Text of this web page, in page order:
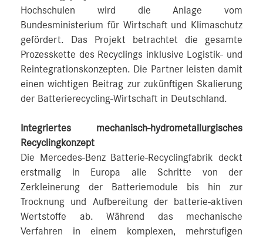
Hochschulen wird die Anlage vom
Bundesministerium für Wirtschaft und Klimaschutz
gefördert. Das Projekt betrachtet die gesamte
Prozesskette des Recyclings inklusive Logistik- und
Reintegrationskonzepten. Die Partner leisten damit
einen wichtigen Beitrag zur zukünftigen Skalierung
der Batterierecycling-Wirtschaft in Deutschland.
Integriertes mechanisch-hydrometallurgisches
Recyclingkonzept
Die Mercedes-Benz Batterie-Recyclingfabrik deckt
erstmalig in Europa alle Schritte von der
Zerkleinerung der Batteriemodule bis hin zur
Trocknung und Aufbereitung der batterie-aktiven
Wertstoffe ab. Während das mechanische
Verfahren in einem komplexen, mehrstufigen